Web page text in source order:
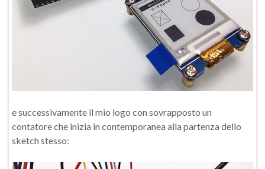
e successivamente il mio logo con sovrapposto un
contatore che inizia in contemporanea alla partenza dello
sketch stesso: